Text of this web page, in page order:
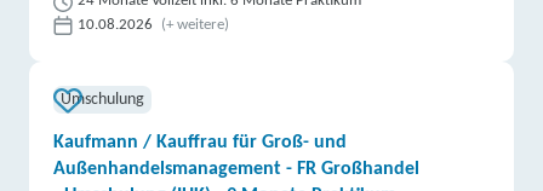
10.08.2026
(+ weitere)
Umschulung
Kaufmann / Kauffrau für Groß- und
Außenhandelsmanagement - FR Großhandel